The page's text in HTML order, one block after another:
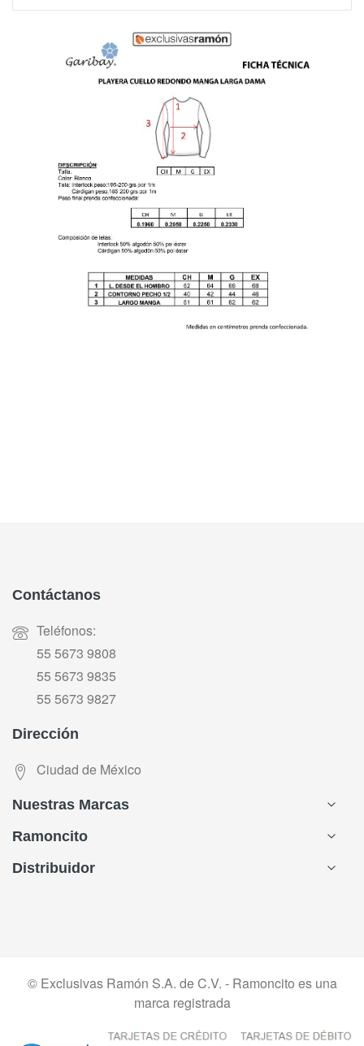
Contáctanos
Teléfonos:
55 5673 9808
55 5673 9835
55 5673 9827
Dirección
Ciudad de México
Nuestras Marcas
Ramoncito
Distribuidor
© Exclusivas Ramón S.A. de C.V. - Ramoncito es una
marca registrada